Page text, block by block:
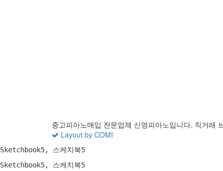
중고피아노매입 전문업체 신영피아노입니다. 직거래
Layout by COMI
Sketchbook5, 스케치북5
Sketchbook5, 스케치북5